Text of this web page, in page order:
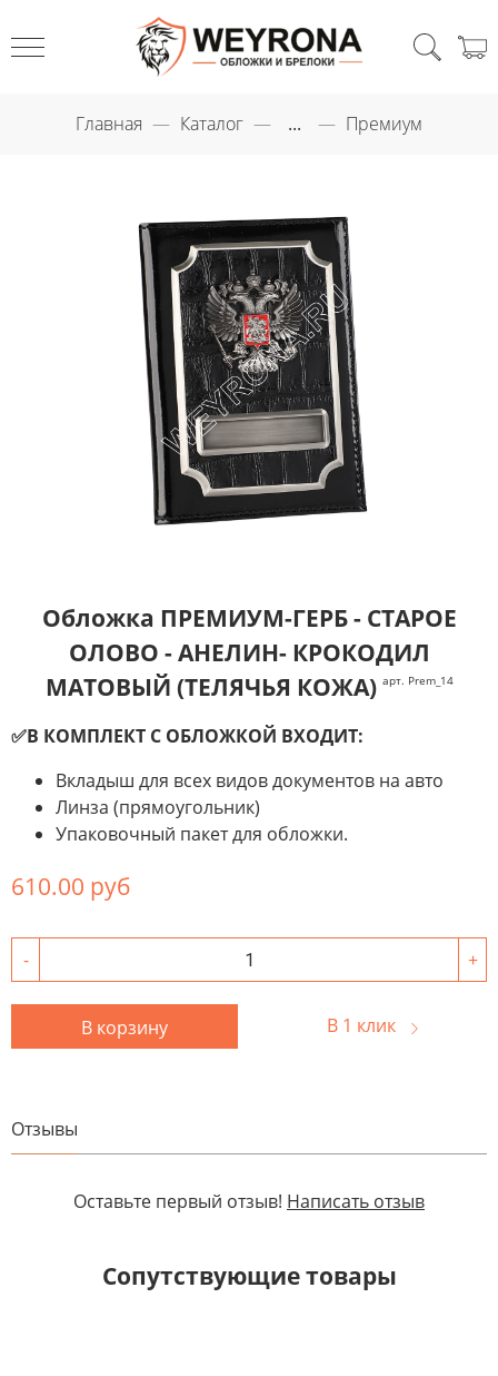
Главная Каталог ... Премиум
Обложка ПРЕМИУМ-ГЕРБ - СТАРОЕ
ОЛОВО - АНЕЛИН- КРОКОДИЛ
МАТОВЫЙ (ТЕЛЯЧЬЯ КОЖА) арт. Prem_14
✅В КОМПЛЕКТ С ОБЛОЖКОЙ ВХОДИТ:
Вкладыш для всех видов документов на авто
Линза (прямоугольник)
Упаковочный пакет для обложки.
610.00 руб
- +
В корзину В 1 клик
Отзывы
Оставьте первый отзыв! Написать отзыв
Сопутствующие товары